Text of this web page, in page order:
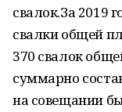
свалок.За 2019
свалки общей
370 свалок
суммарно
на совещании